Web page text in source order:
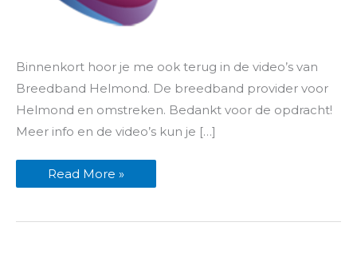
Binnenkort hoor je me ook terug in de video’s van
Breedband Helmond. De breedband provider voor
Helmond en omstreken. Bedankt voor de opdracht!
Meer info en de video’s kun je […]
Video’s
ingesproken
voor
breedband
Helmond
Read More »